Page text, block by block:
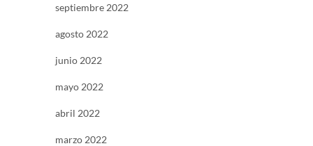
septiembre 2022
agosto 2022
junio 2022
mayo 2022
abril 2022
marzo 2022